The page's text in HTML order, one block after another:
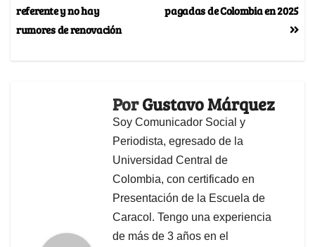
pagadas de Colombia en 2025
referente y no hay
rumores de renovación
PorGustavo Márquez
Soy Comunicador Social y
Periodista, egresado de la
Universidad Central de
Colombia, con certificado en
Presentación de la Escuela de
Caracol. Tengo una experiencia
de más de 3 años en el